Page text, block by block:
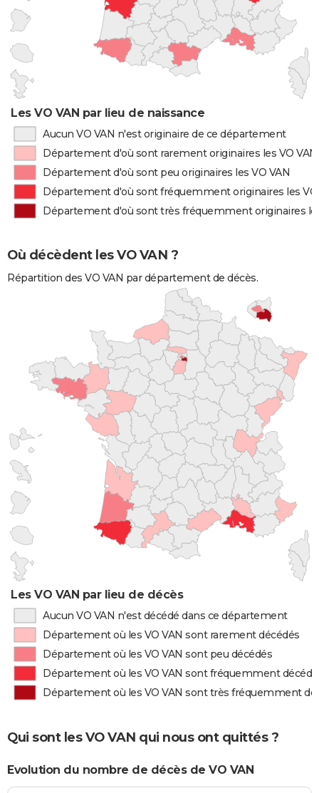
Les VO VAN par lieu de naissance
Aucun VO VAN n'est originaire de ce département
Département d'où sont rarement originaires les VO VAN
Département d'où sont peu originaires les VO VAN
Département d'où sont fréquemment originaires les VO
Département d'où sont très fréquemment originaires
Où décèdent les VO VAN ?
Répartition des VO VAN par département de décès.
Les VO VAN par lieu de décès
Aucun VO VAN n'est décédé dans ce département
Département où les VO VAN sont rarement décédés
Département où les VO VAN sont peu décédés
Département où les VO VAN sont fréquemment
Département où les VO VAN sont très fréquemment
Qui sont les VO VAN qui nous ont quittés ?
Evolution du nombre de décès de VO VAN